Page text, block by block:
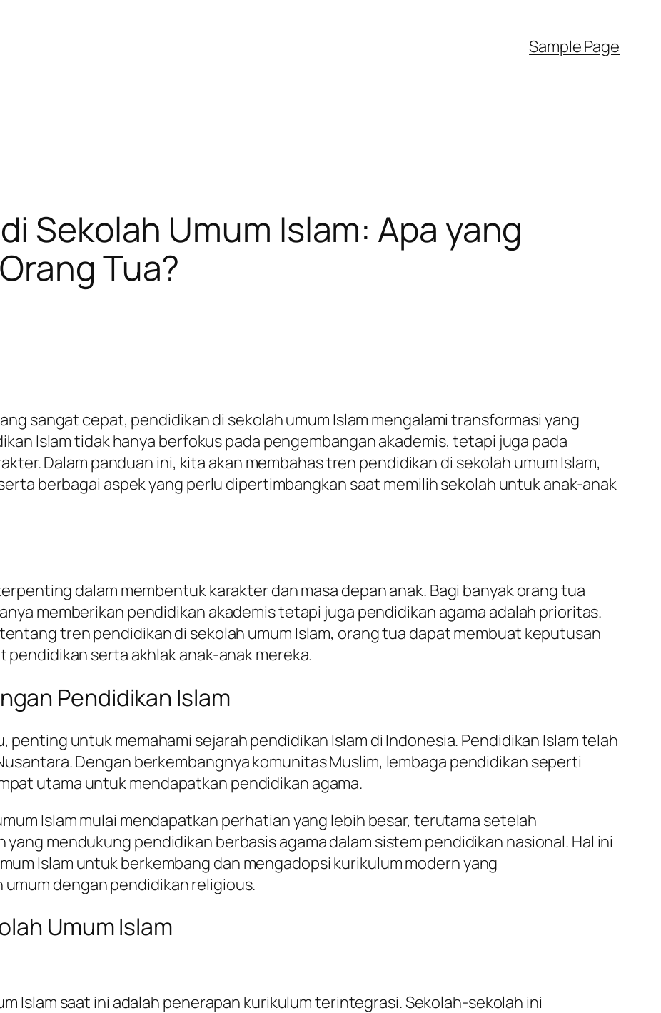
Sample Page
Sekolah Umum Islam: Apa yang
Tua?
sangat cepat, pendidikan di sekolah umum Islam mengalami transformasi yang
Islam tidak hanya berfokus pada pengembangan akademis, tetapi juga pada
Dalam panduan ini, kita akan membahas tren pendidikan di sekolah umum Islam,
berbagai aspek yang perlu dipertimbangkan saat memilih sekolah untuk anak-anak
dalam membentuk karakter dan masa depan anak. Bagi banyak orang tua
memberikan pendidikan akademis tetapi juga pendidikan agama adalah prioritas.
tren pendidikan di sekolah umum Islam, orang tua dapat membuat keputusan
serta akhlak anak-anak mereka.
Pendidikan Islam
untuk memahami sejarah pendidikan Islam di Indonesia. Pendidikan Islam telah
Dengan berkembangnya komunitas Muslim, lembaga pendidikan seperti
utama untuk mendapatkan pendidikan agama.
Islam mulai mendapatkan perhatian yang lebih besar, terutama setelah
mendukung pendidikan berbasis agama dalam sistem pendidikan nasional. Hal ini
Islam untuk berkembang dan mengadopsi kurikulum modern yang
dengan pendidikan religious.
Umum Islam
Islam saat ini adalah penerapan kurikulum terintegrasi. Sekolah-sekolah ini